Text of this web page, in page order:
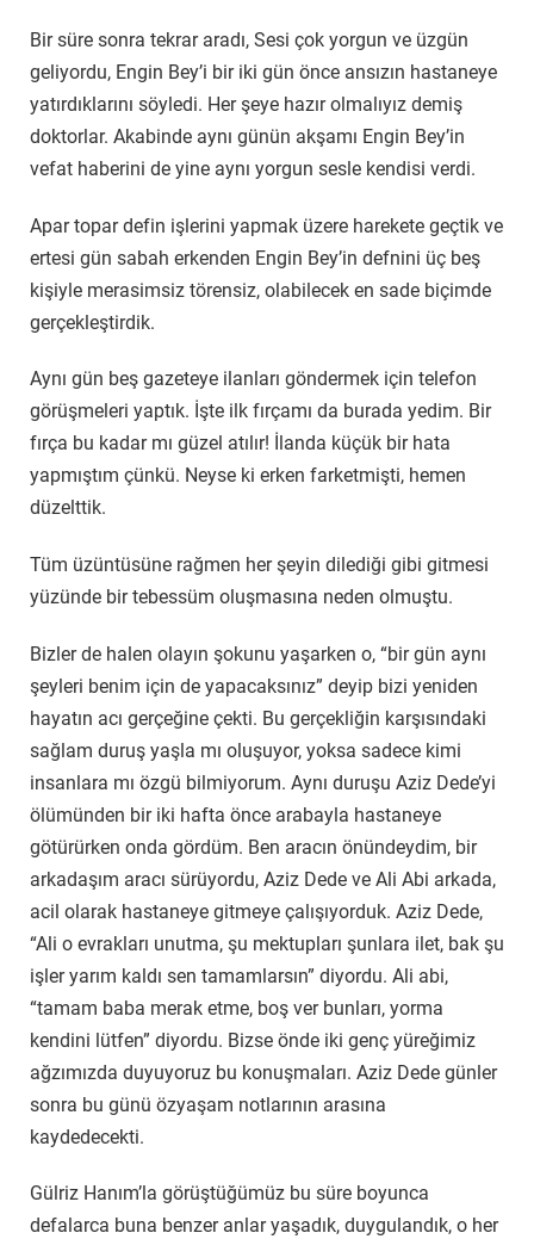
Bir süre sonra tekrar aradı, Sesi çok yorgun ve üzgün
geliyordu, Engin Bey’i bir iki gün önce ansızın hastaneye
yatırdıklarını söyledi. Her şeye hazır olmalıyız demiş
doktorlar. Akabinde aynı günün akşamı Engin Bey’in
vefat haberini de yine aynı yorgun sesle kendisi verdi.
Apar topar defin işlerini yapmak üzere harekete geçtik ve
ertesi gün sabah erkenden Engin Bey’in defnini üç beş
kişiyle merasimsiz törensiz, olabilecek en sade biçimde
gerçekleştirdik.
Aynı gün beş gazeteye ilanları göndermek için telefon
görüşmeleri yaptık. İşte ilk fırçamı da burada yedim. Bir
fırça bu kadar mı güzel atılır! İlanda küçük bir hata
yapmıştım çünkü. Neyse ki erken farketmişti, hemen
düzelttik.
Tüm üzüntüsüne rağmen her şeyin dilediği gibi gitmesi
yüzünde bir tebessüm oluşmasına neden olmuştu.
Bizler de halen olayın şokunu yaşarken o, “bir gün aynı
şeyleri benim için de yapacaksınız” deyip bizi yeniden
hayatın acı gerçeğine çekti. Bu gerçekliğin karşısındaki
sağlam duruş yaşla mı oluşuyor, yoksa sadece kimi
insanlara mı özgü bilmiyorum. Aynı duruşu Aziz Dede’yi
ölümünden bir iki hafta önce arabayla hastaneye
götürürken onda gördüm. Ben aracın önündeydim, bir
arkadaşım aracı sürüyordu, Aziz Dede ve Ali Abi arkada,
acil olarak hastaneye gitmeye çalışıyorduk. Aziz Dede,
“Ali o evrakları unutma, şu mektupları şunlara ilet, bak şu
işler yarım kaldı sen tamamlarsın” diyordu. Ali abi,
“tamam baba merak etme, boş ver bunları, yorma
kendini lütfen” diyordu. Bizse önde iki genç yüreğimiz
ağzımızda duyuyoruz bu konuşmaları. Aziz Dede günler
sonra bu günü özyaşam notlarının arasına
kaydedecekti.
Gülriz Hanım’la görüştüğümüz bu süre boyunca
defalarca buna benzer anlar yaşadık, duygulandık, o her